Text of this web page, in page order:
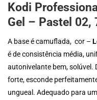
Kodi
Gel – Pastel 02,
A base é camuflada, cor –
é de consistência média,
autonivelante bem, solúvel.
forte, esconde
ungueal. Adequado para